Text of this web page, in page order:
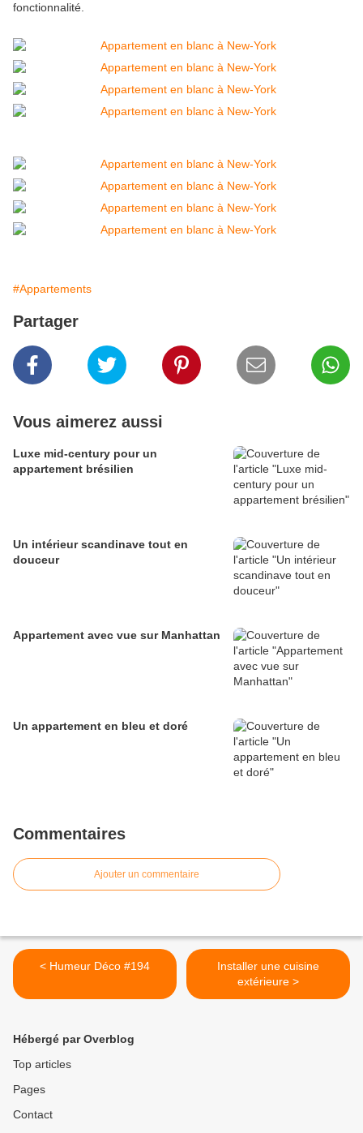
fonctionnalité.
#Appartements
Partager
Vous aimerez aussi
Luxe mid-century pour un
appartement brésilien
Un intérieur scandinave tout en
douceur
Appartement avec vue sur Manhattan
Un appartement en bleu et doré
Commentaires
Ajouter un commentaire
< Humeur Déco #194
Installer une cuisine
extérieure >
Hébergé par Overblog
Top articles
Pages
Contact